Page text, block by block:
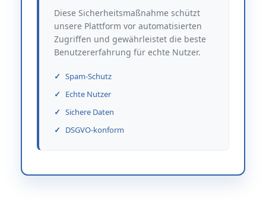
Diese Sicherheitsmaßnahme schützt
unsere Plattform vor automatisierten
Zugriffen und gewährleistet die beste
Benutzererfahrung für echte Nutzer.
Spam-Schutz
Echte Nutzer
Sichere Daten
DSGVO-konform